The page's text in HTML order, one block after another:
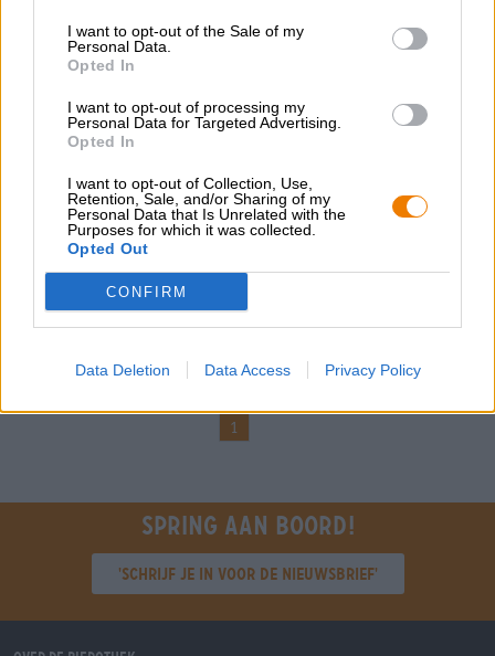
I want to opt-out of the Sale of my
Personal Data.
Opted In
I want to opt-out of processing my
Personal Data for Targeted Advertising.
Opted In
I want to opt-out of Collection, Use,
Retention, Sale, and/or Sharing of my
Personal Data that Is Unrelated with the
Purposes for which it was collected.
Opted Out
CONFIRM
Data Deletion Data Access Privacy Policy
hobgoblin
Wychwood
€ 5,59
EINWEG
0,50 L Fles - € 11,18 / LTR
1
Spring aan boord!
'Schrijf je in voor de nieuwsbrief'